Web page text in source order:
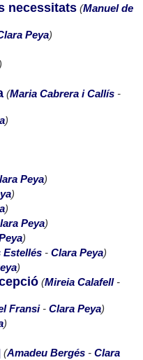
necessitats (Manuel de
Peya)
)
(Maria Cabrera i Callís -
)
Peya)
)
)
Peya)
)
Estellés - Clara Peya)
)
(Mireia Calafell-
Fransi- Clara Peya)
)
(Amadeu Bergés - Clara